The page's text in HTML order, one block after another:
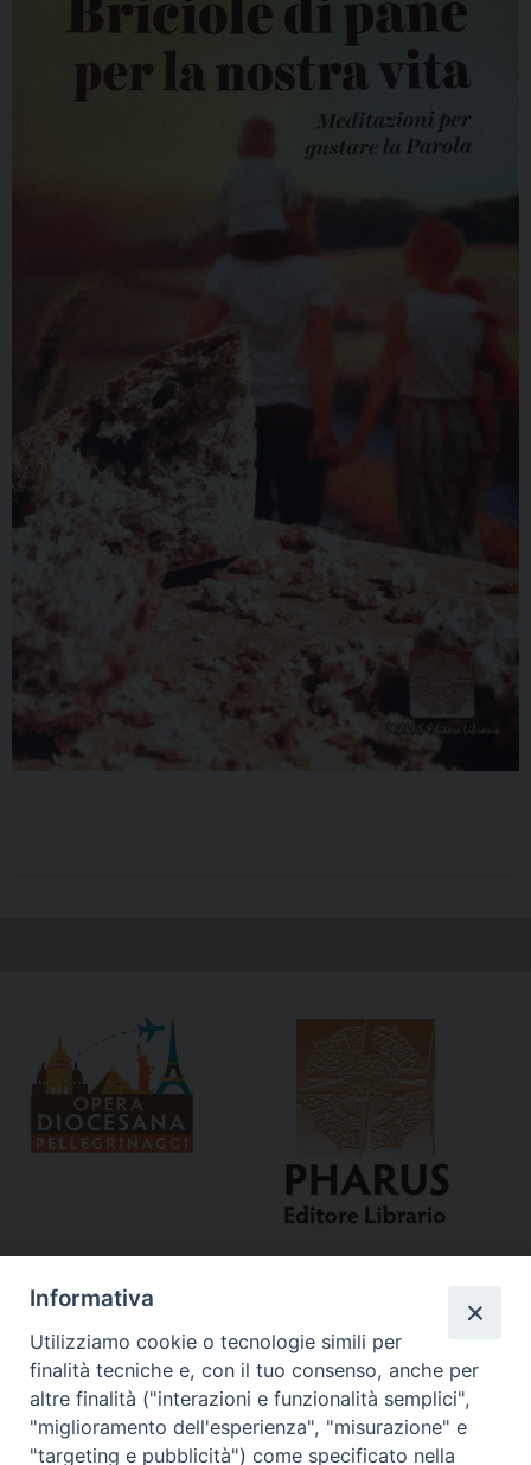
Curia
Informativa
Utilizziamo cookie o tecnologie simili per
finalità tecniche e, con il tuo consenso, anche per
altre finalità ("interazioni e funzionalità semplici",
"miglioramento dell'esperienza", "misurazione" e
"targeting e pubblicità") come specificato nella